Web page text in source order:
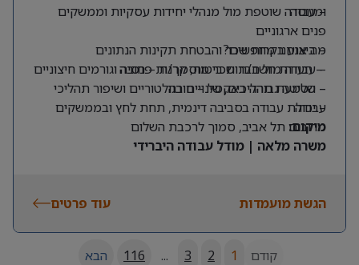
ומנוסה
– עבודה שוטפת מול מנהלי יחידות עסקיות וממשקים
פנים ארגוניים
– ביצוע בקרות שכר והבטחת תקינות הנתונים
– עבודה מול חברות ביטוח, קרנות פנסיה וגורמים חיצוניים
– הטמעת תהליכים, שינויים רגולטוריים ושיפור תהליכי
עבודה
מה אנחנו מחפשים?
– תעודת חשב/ת שכר מוסמך/ת – חובה
– שליטה גבוהה באקסל – חובה
– יכולת עבודה בסביבה דינמית, תחת לחץ ובממשקים
מרובים
מיקום: תל אביב, סמוך לרכבת השלום
משרה מלאה | מודל עבודה היברידי
הגשת מועמדות עוד פרטים
קודם 1
2
3
...
116 הבא